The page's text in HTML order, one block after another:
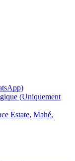
(Uniquement
Estate, Mahé,